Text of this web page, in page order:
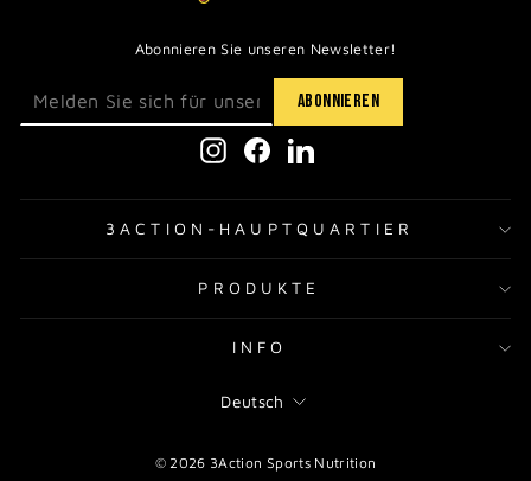
Abonnieren Sie unseren Newsletter!
InstagramFacebookLinkedIn
3ACTION-HAUPTQUARTIER
PRODUKTE
INFO
SPRACHE
Deutsch
© 2026 3Action Sports Nutrition